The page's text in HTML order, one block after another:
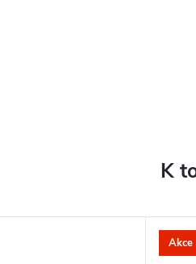
K
Akce